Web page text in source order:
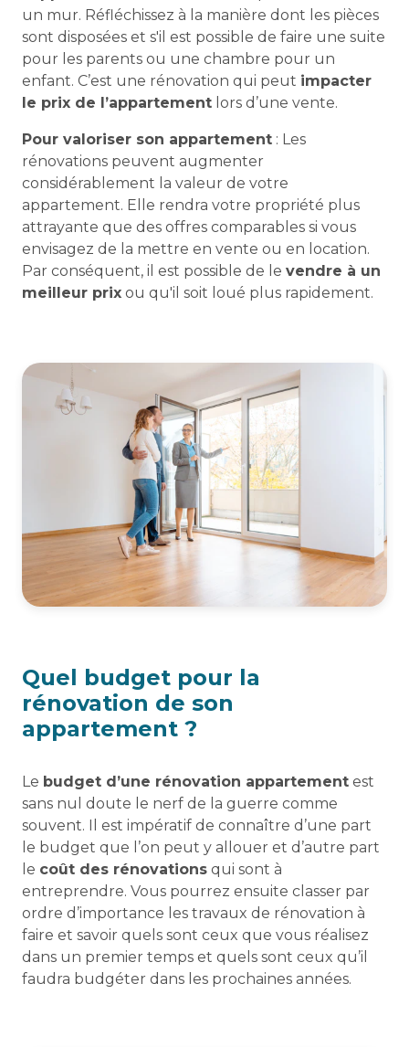
un mur. Réfléchissez à la manière dont les pièces
sont disposées et s'il est possible de faire une suite
pour les parents ou une chambre pour un
enfant. C’est une rénovation qui peut impacter
le prix de l’appartement lors d’une vente.
Pour valoriser son appartement : Les
rénovations peuvent augmenter
considérablement la valeur de votre
appartement. Elle rendra votre propriété plus
attrayante que des offres comparables si vous
envisagez de la mettre en vente ou en location.
Par conséquent, il est possible de le vendre à un
meilleur prix ou qu'il soit loué plus rapidement.
Quel budget pour la
rénovation de son
appartement ?
Le budget d’une rénovation appartement est
sans nul doute le nerf de la guerre comme
souvent. Il est impératif de connaître d’une part
le budget que l’on peut y allouer et d’autre part
le coût des rénovations qui sont à
entreprendre. Vous pourrez ensuite classer par
ordre d’importance les travaux de rénovation à
faire et savoir quels sont ceux que vous réalisez
dans un premier temps et quels sont ceux qu’il
faudra budgéter dans les prochaines années.